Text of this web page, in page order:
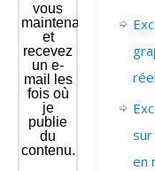
vous
maintenant
et
recevez
un e-
mail les
fois où
je
publie
du
contenu.
en